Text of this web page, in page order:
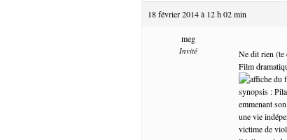
18 février 2014 à 12 h 02 min
meg
Invité
Ne dit rien
Film
synopsis :
emmenant
une vie
victime de